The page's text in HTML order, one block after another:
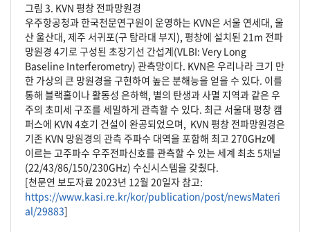
그림 3. KVN 평창 전파망원경
우주항공청과 한국천문연구원이 운영하는 KVN은 서울 연세대, 울
산 울산대, 제주 서귀포(구 탐라대 부지), 평창에 설치된 21m 전파
망원경 4기로 구성된 초장기선 간섭계(VLBI: Very Long
Baseline Interferometry) 관측망이다. KVN은 우리나라 크기 만
한 가상의 큰 망원경을 구현하여 높은 분해능을 얻을 수 있다. 이를
통해 블랙홀이나 활동성 은하핵, 별의 탄생과 사멸 지역과 같은 우
주의 초미세 구조를 세밀하게 관측할 수 있다. 최근 서울대 평창 캠
퍼스에 KVN 4호기 건설이 완공되었으며, KVN 평창 전파망원경은
기존 KVN 망원경의 관측 주파수 대역을 포함해 최고 270GHz에
이르는 고주파수 우주전파신호를 관측할 수 있는 세계 최초 5채널
(22/43/86/150/230GHz) 수신시스템을 갖췄다.
[천문연 보도자료 2023년 12월 20일자 참고:
https://www.kasi.re.kr/kor/publication/post/newsMateri
al/29883]